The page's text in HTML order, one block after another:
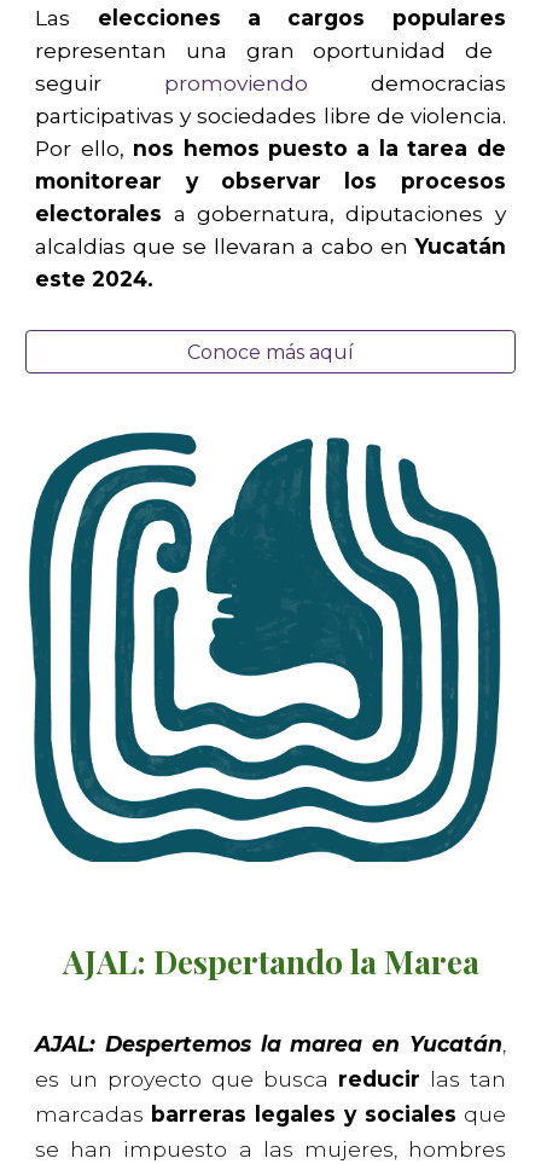
Las elecciones a cargos populares
representan una gran oportunidad de
seguir promoviendo democracias
participativas y sociedades libre de violencia.
Por ello, nos hemos puesto a la tarea de
monitorear y observar los procesos
electorales a gobernatura, diputaciones y
alcaldiasque se llevaran a cabo enYucatán
este 2024.
Conoce más aquí
AJAL: Despertando la Marea
AJAL: Despertemos la marea en Yucatán
es un proyecto que busca reducir las tan
marcadas barreras legales y sociales que
se han impuesto a las mujeres,
hombres